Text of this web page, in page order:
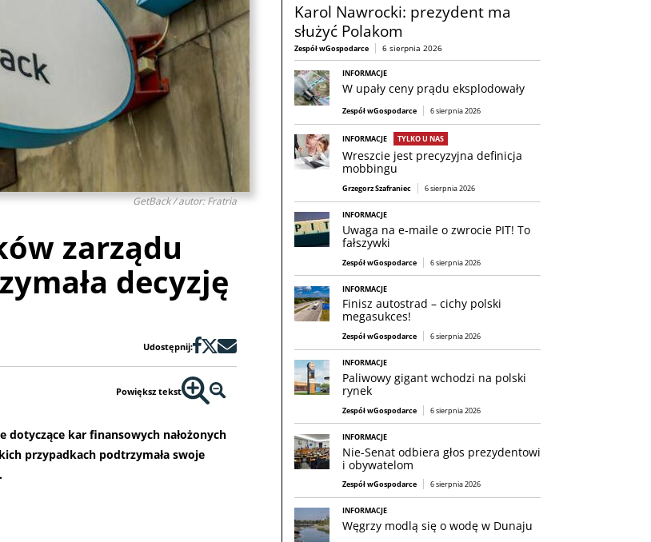
GetBack / autor: Fratria
zarządu
decyzję
Udostępnij:
Powiększ tekst
dotyczące kar finansowych nałożonych
przypadkach podtrzymała swoje
Karol Nawrocki: prezydent ma
służyć Polakom
Zespół wGospodarce 6 sierpnia 2026
INFORMACJE
W upały ceny prądu eksplodowały
Zespół wGospodarce 6 sierpnia 2026
INFORMACJE TYLKO U NAS
Wreszcie jest precyzyjna definicja
mobbingu
Grzegorz Szafraniec 6 sierpnia 2026
INFORMACJE
Uwaga na e-maile o zwrocie PIT! To
fałszywki
Zespół wGospodarce 6 sierpnia 2026
INFORMACJE
Finisz autostrad – cichy polski
megasukces!
Zespół wGospodarce 6 sierpnia 2026
INFORMACJE
Paliwowy gigant wchodzi na polski
rynek
Zespół wGospodarce 6 sierpnia 2026
INFORMACJE
Nie-Senat odbiera głos prezydentowi
i obywatelom
Zespół wGospodarce 6 sierpnia 2026
INFORMACJE
Węgrzy modlą się o wodę w Dunaju